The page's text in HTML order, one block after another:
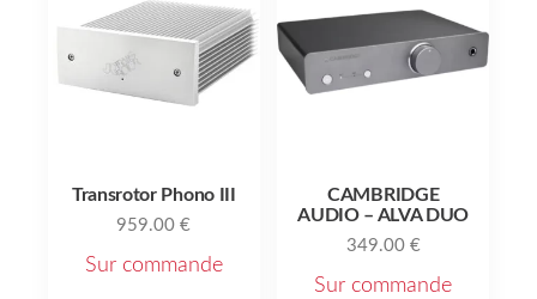
Transrotor Phono III
959.00€
Sur commande
CAMBRIDGE
AUDIO – ALVA DUO
349.00 €
Sur commande